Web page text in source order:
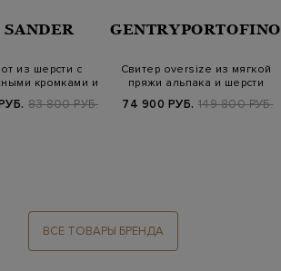
из шерсти с
кромками и
83 800 РУБ.
GENTRYPORTOFINO
Свитер oversize из мягкой
пряжи альпака и шерсти
74 900 РУБ. 149 800 РУБ.
ВСЕ ТОВАРЫ БРЕНДА